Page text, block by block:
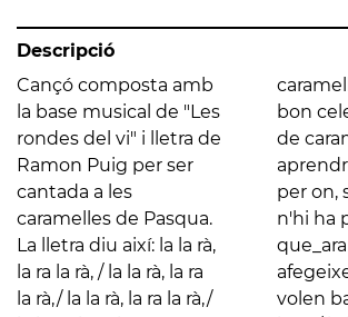
Descripció
Cançó composta amb
la base musical de "Les
rondes del vi" i lletra de
Ramon Puig per ser
cantada a les
caramelles de Pasqua.
La lletra diu així: la la rà,
la ra la rà, / la la rà, la ra
la rà,/ la la rà, la ra la rà,/
caramelles / són de
bon celebrar / 10 anys
de caramelles / per
aprendre a afinar I ves
per on, sorpresa! / no
n'hi ha prou de cantar /
que_ara ja s'hi
afegeixen / els que
volen ballar. la la rà, la ra